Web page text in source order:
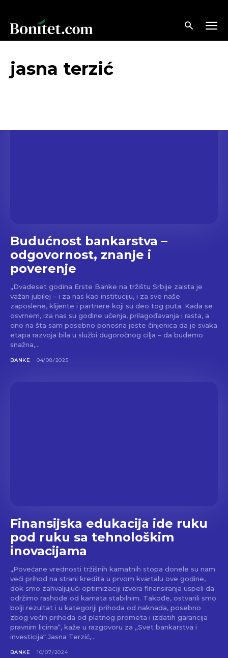
jasna terzić
Budućnost bankarstva –
odgovornost, znanje i
poverenje
„Dvadeset godina Erste Banke na tržištu Srbije zaista je
važan jubilej – i za nas kao instituciju, i za sve naše
zaposlene, klijente i partnere koji su deo tog puta. Kada se
osvrnem, iza nas su godine učenja, prilagođavanja i rasta, a
ono na šta sam posebno ponosna jeste činjenica da je svaka
etapa razvoja bila u službi dugoročnog cilja – da budemo
snažna,...
BANKE 04/08/2025
Finansijska edukacija ide ruku
pod ruku sa tehnološkim
inovacijama
„Povećane vrednosti tržišnih kamatnih stopa donele su nam
veći prihod na strani kredita u prvom kvartalu ove godine,
dok smo zahvaljujući optimizaciji izvora finansiranja uspeli da
održimo rashode od kamata stabilnim. Takođe, ostvarili smo
bolji rezultat i u kategoriji prihoda od naknada, posebno
zbog većih prihoda od platnog prometa i izdatih garancija
pravnim licima“, kaže u razgovoru za „Svet bankarstva i
investicija“ Jasna Terzić,...
BANKE 10/07/2024